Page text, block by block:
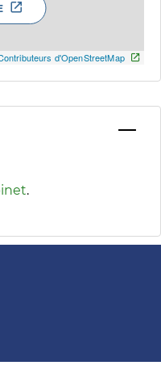
d'OpenStreetMap
associées
.